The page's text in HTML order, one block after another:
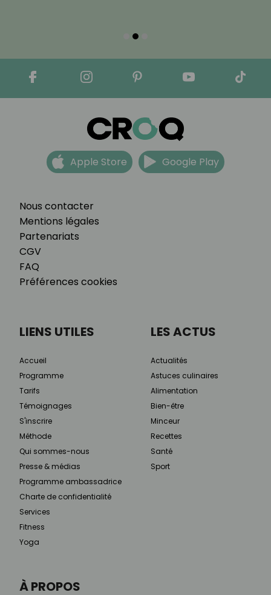
Nous contacter
Mentions légales
Partenariats
CGV
FAQ
Préférences cookies
Apple Store Google Play
À PROPOS
LIENS UTILES
Accueil
Programme
Tarifs
Témoignages
S'inscrire
Méthode
Qui sommes-nous
Presse & médias
Programme ambassadrice
Charte de confidentialité
Services
Fitness
Yoga
LES ACTUS
Actualités
Astuces culinaires
Alimentation
Bien-être
Minceur
Recettes
Santé
Sport